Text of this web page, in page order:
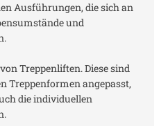
Ausführungen, die sich an
und
Treppenliften. Diese sind
Treppenformen angepasst,
die individuellen